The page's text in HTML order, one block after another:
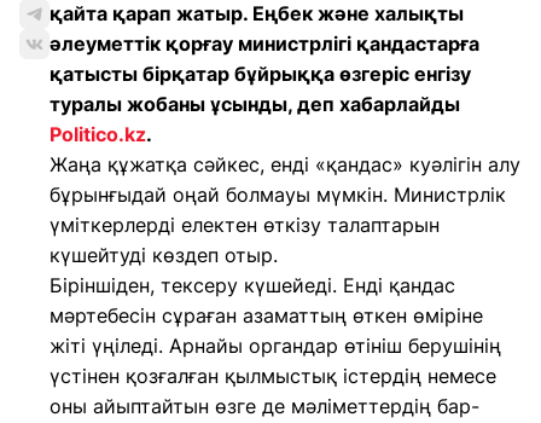
қайта қарап жатыр. Еңбек және халықты
әлеуметтік қорғау министрлігі қандастарға
қатысты бірқатар бұйрыққа өзгеріс енгізу
туралы жобаны ұсынды, деп хабарлайды
Politico.kz.
Жаңа құжатқа сәйкес, енді «қандас» куәлігін алу
бұрынғыдай оңай болмауы мүмкін. Министрлік
үміткерлерді електен өткізу талаптарын
күшейтуді көздеп отыр.
Біріншіден, тексеру күшейеді. Енді қандас
мәртебесін сұраған азаматтың өткен өміріне
жіті үңіледі. Арнайы органдар өтініш берушінің
үстінен қозғалған қылмыстық істердің немесе
оны айыптайтын өзге де мәліметтердің бар-